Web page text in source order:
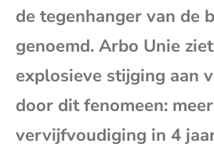
de tegenhanger van de
genoemd. Arbo Unie
explosieve stijging aan
door dit fenomeen:
vervijfvoudiging in 4